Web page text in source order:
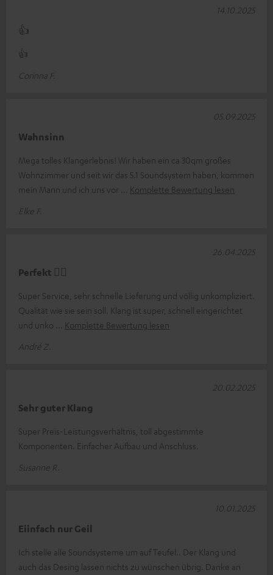
👍
👍
Corinna F.
14.10.2025
Wahnsinn
Mega tolles Klangerlebnis! Wir haben ein ca 30qm großes
Wohnzimmer und seit wir das 5.1 Soundsystem haben, kommen
mein Mann und ich uns vor
Komplette Bewertung lesen
Elke F.
05.09.2025
Perfekt 👍🏻
Super Service, sehr schnelle Lieferung und völlig unkompliziert.
Qualität wie sie sein soll. Klang ist super, schnell eingerichtet
und unko
Komplette Bewertung lesen
André Z.
26.04.2025
Sehr guter Klang
Super Preis-Leistungsverhältnis, toll abgestimmte
Komponenten. Einfacher Aufbau und Anschluss.
Susanne R.
20.02.2025
Eiinfach nur Geil
Ich stelle alle Soundsysteme um auf Teufel.. Der Klang und
auch das Desing lassen nichts zu wünschen übrig. Danke an
10.01.2025